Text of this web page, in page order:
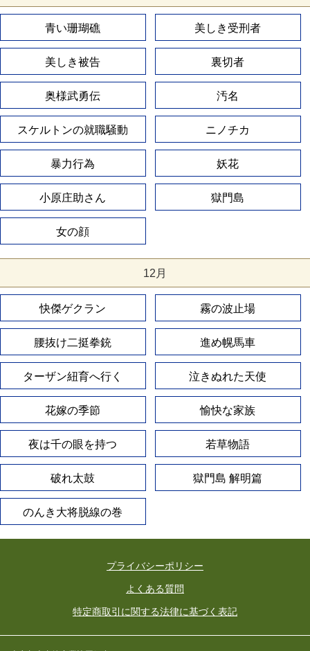
青い珊瑚礁 美しき受刑者
美しき被告 裏切者
奥様武勇伝 汚名
スケルトンの就職騒動 ニノチカ
暴力行為 妖花
小原庄助さん 獄門島
女の顔
12月
快傑ゲクラン 霧の波止場
腰抜け二挺拳銃 進め幌馬車
ターザン紐育へ行く 泣きぬれた天使
花嫁の季節 愉快な家族
夜は千の眼を持つ 若草物語
破れ太鼓 獄門島 解明篇
のんき大将脱線の巻
プライバシーポリシー
よくある質問
特定商取引に関する法律に基づく表記